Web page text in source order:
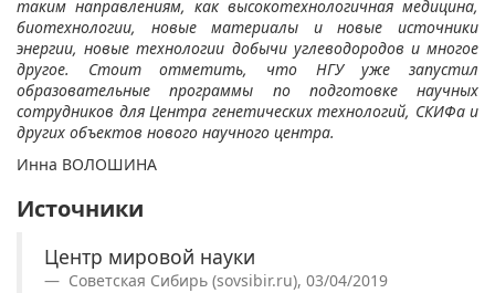
таким направлениям, как высокотехнологичная медицина,
биотехнологии, новые материалы и новые источники
энергии, новые технологии добычи углеводородов и многое
другое. Стоит отметить, что НГУ уже запустил
образовательные программы по подготовке научных
сотрудников для Центра генетических технологий, СКИФа и
других объектов нового научного центра.
Инна ВОЛОШИНА
Источники
Центр мировой науки
Советская Сибирь (sovsibir.ru), 03/04/2019